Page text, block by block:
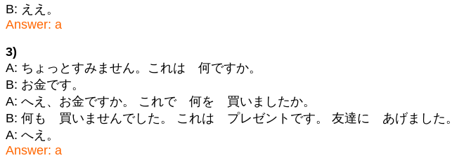
B: ええ。
Answer: a
3)
A: ちょっとすみません。これは 何ですか。
B: お金です。
A: へえ、お金ですか。 これで 何を 買いましたか。
B: 何も 買いませんでした。 これは プレゼントです。 友達に あげました。
A: へえ。
Answer: a